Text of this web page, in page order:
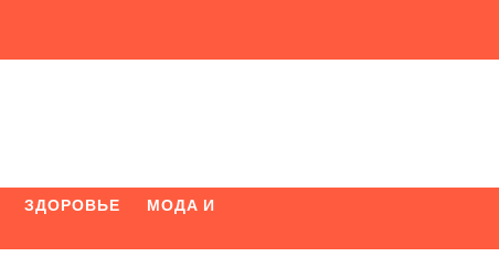
ЗДОРОВЬЕ
МОДА И